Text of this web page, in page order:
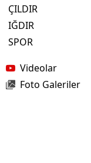
ÇILDIR
IĞDIR
SPOR
Videolar
Foto Galeriler